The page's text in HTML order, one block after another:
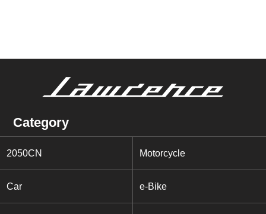
Category
2050CN Motorcycle
Car e-Bike